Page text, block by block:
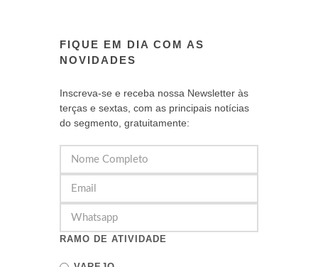
FIQUE EM DIA COM AS
NOVIDADES
Inscreva-se e receba nossa Newsletter às
terças e sextas, com as principais notícias
do segmento, gratuitamente:
RAMO DE ATIVIDADE